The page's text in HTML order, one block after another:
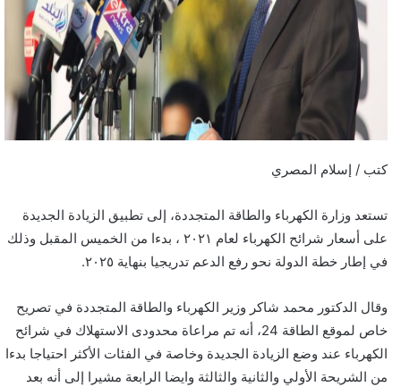
كتب / إسلام المصري
تستعد وزارة الكهرباء والطاقة المتجددة، إلى تطبيق الزيادة الجديدة
على أسعار شرائح الكهرباء لعام ٢٠٢١ ، بدءا من الخميس المقبل وذلك
في إطار خطة الدولة نحو رفع الدعم تدريجيا بنهاية ٢٠٢٥.
وقال الدكتور محمد شاكر وزير الكهرباء والطاقة المتجددة في تصريح
خاص لموقع الطاقة 24، أنه تم مراعاة محدودى الاستهلاك في شرائح
الكهرباء عند وضع الزيادة الجديدة وخاصة في الفئات الأكثر احتياجا بدءا
من الشريحة الأولي والثانية والثالثة وايضا الرابعة مشيرا إلى أنه بعد